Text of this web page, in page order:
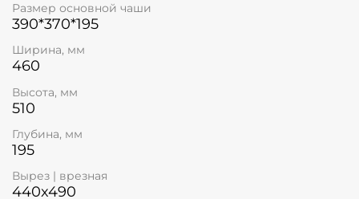
Размер основной чаши
390*370*195
Ширина, мм
460
Высота, мм
510
Глубина, мм
195
Вырез | врезная
440x490